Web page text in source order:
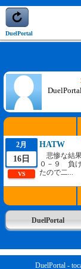
DuelPortal
2月
16日
VS
HATW
悲惨な結
０－９ 負
たので二...
DuelPortal
DuelPortal -